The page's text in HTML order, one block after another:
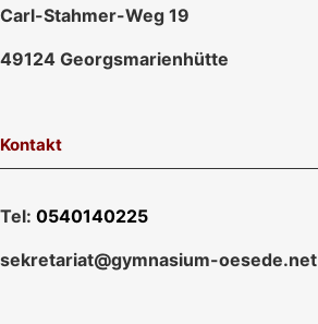
Carl-Stahmer-Weg 19
49124 Georgsmarienhütte
Kontakt
Tel: 0540140225
sekretariat@gymnasium-oesede.net